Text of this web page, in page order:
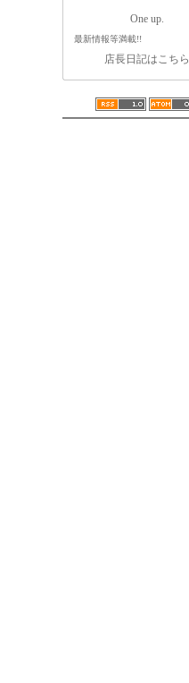
One up.
最新情報等満載!!
店長日記はこちら